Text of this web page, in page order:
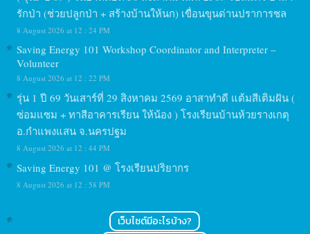
รักป่า (ช่วยปลูกป่า + สร้างบ้านให้นก) เขื่อนขุนด่านปราการชล
8 August 2026 at 12 : 24 PM
Saving Energy 101 Workshop Coordinator and Interpreter –
Volunteer
8 August 2026 at 12 : 22 PM
รุ่น 1 ปี 69 วันเสาร์ที่ 29 สิงหาคม 2569 อาสาทำดี แต้มสีเติมฝัน (
ซ่อมแซม + ทาสีอาคารเรียน ให้น้อง ) โรงเรียนบ้านห้วยรางเกตุ
อ.กำแพงแสน จ.นครปฐม
8 August 2026 at 12 : 44 PM
Saving Energy 101 @ โรงเรียนปริยากร
8 August 2026 at 12 : 58 PM
เว็บไซต์มีอะไรบ้าง?